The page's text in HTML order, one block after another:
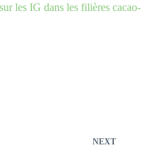
les IG dans les filières cacao-
NEXT